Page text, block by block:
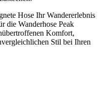
Hose Ihr Wandererlebnis
die Wanderhose Peak
Komfort,
Stil bei Ihren